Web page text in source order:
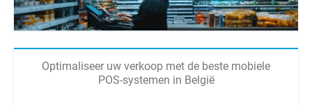
Optimaliseer uw verkoop met de beste mobiele
POS-systemen in België